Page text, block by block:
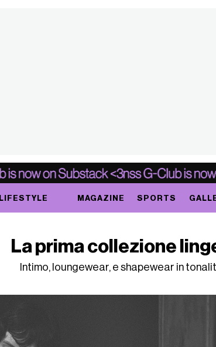
LIFESTYLE MAGAZINE SPORTS
La prima collezione
Intimo, loungewear, e shapewear in